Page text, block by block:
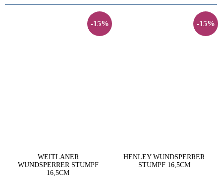
-15%
WEITLANER
WUNDSPERRER STUMPF
16,5CM
-15%
HENLEY WUNDSPERRER
STUMPF 16,5CM